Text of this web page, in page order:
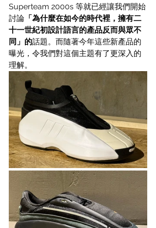
Superteam 2000s 等就已經讓我們開始
討論 「為什麼在如今的時代裡，擁有二
十一世紀初設計語言的產品反而與眾不
同」的話題。而隨著今年這些新產品的
曝光，令我們對這個主題有了更深入的
理解。